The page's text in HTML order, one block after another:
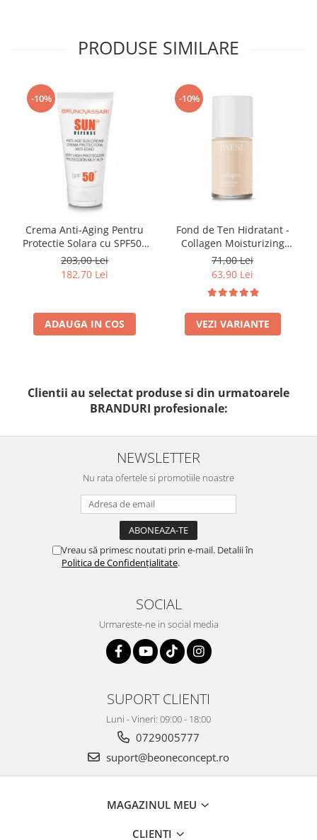
PRODUSE SIMILARE
-10%
Crema Anti-Aging Pentru
Protectie Solara cu SPF50+
50ml - Anti -Age Sun Cream
SPF50+ - Bruno Vassari
203,00 Lei
182,70 Lei
ADAUGA IN COS
-10%
Fond de Ten Hidratant -
Collagen Moisturizing
Foundation-300n Vanilla
71,00 Lei
63,90 Lei
VEZI VARIANTE
Clientii au selectat produse si din urmatoarele
BRANDURI profesionale:
NEWSLETTER
Nu rata ofertele si promotiile noastre
Vreau să primesc noutati prin e-mail. Detalii în
Politica de Confidențialitate.
SOCIAL
Urmareste-ne in social media
SUPORT CLIENTI
Luni - Vineri: 09:00 - 18:00
0729005777
suport@beoneconcept.ro
MAGAZINUL MEU
CLIENTI